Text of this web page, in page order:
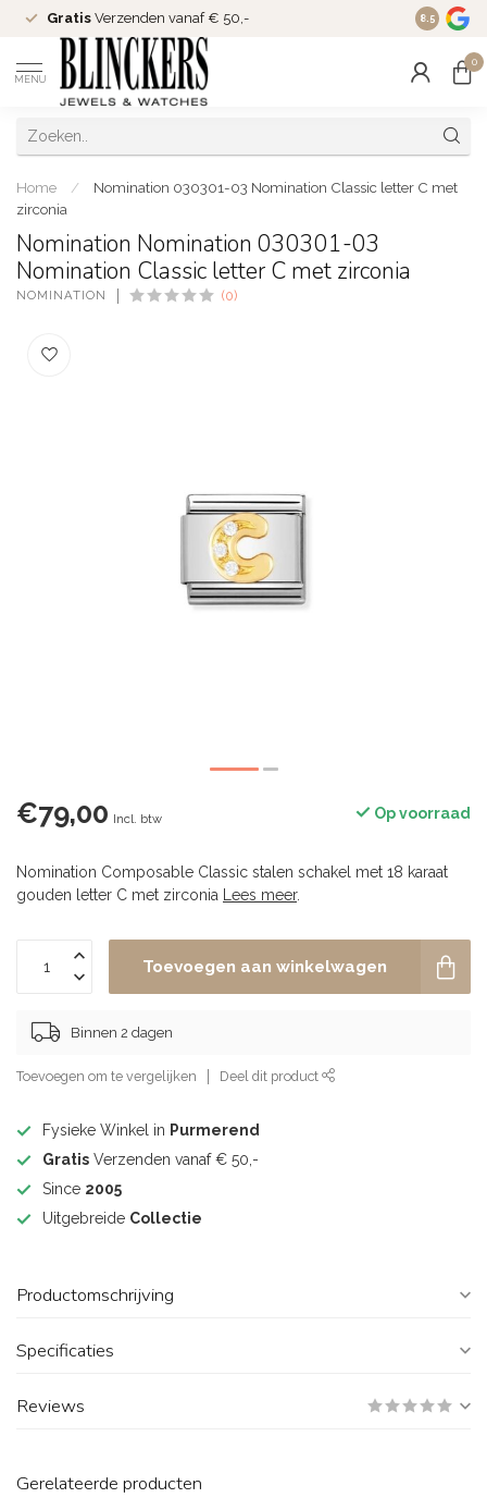
Gratis Verzenden vanaf € 50,- Since
8.5
MENU
0
Home /
Nomination 030301-03 Nomination Classic letter C met
zirconia
Nomination Nomination 030301-03
Nomination Classic letter C met zirconia
NOMINATION (0)
€79,00 Incl. btw Op voorraad
Nomination Composable Classic stalen schakel met 18 karaat
gouden letter C met zirconia
Lees meer.
Toevoegen aan winkelwagen
Binnen 2 dagen
Toevoegen om te vergelijken Deel dit product
Fysieke Winkel in Purmerend
Gratis Verzenden vanaf € 50,-
Since 2005
Uitgebreide Collectie
Productomschrijving
Specificaties
Reviews
Gerelateerde producten